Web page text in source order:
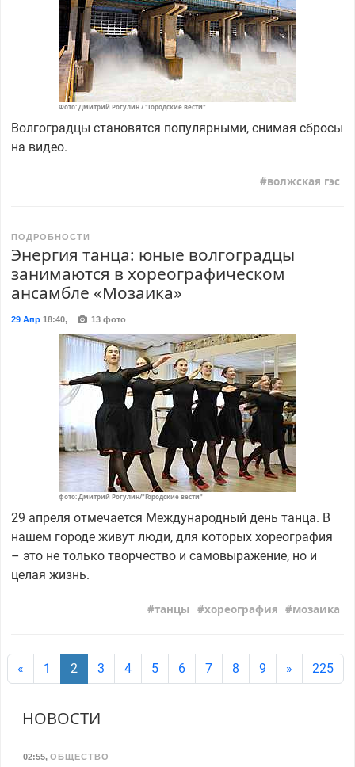
Фото: Дмитрий Рогулин / "Городские вести"
Волгоградцы становятся популярными, снимая сбросы
на видео.
волжская гэс
ПОДРОБНОСТИ
Энергия танца: юные волгоградцы
занимаются в хореографическом
ансамбле «Мозаика»
29 Апр18:40, 13 фото
фото: Дмитрий Рогулин/"Городские вести"
29 апреля отмечается Международный день танца. В
нашем городе живут люди, для которых хореография
– это не только творчество и самовыражение, но и
целая жизнь.
танцы хореография мозаика
« 1 2 3 4 5 6 7 8 9 » 225
НОВОСТИ
02:55, ОБЩЕСТВО